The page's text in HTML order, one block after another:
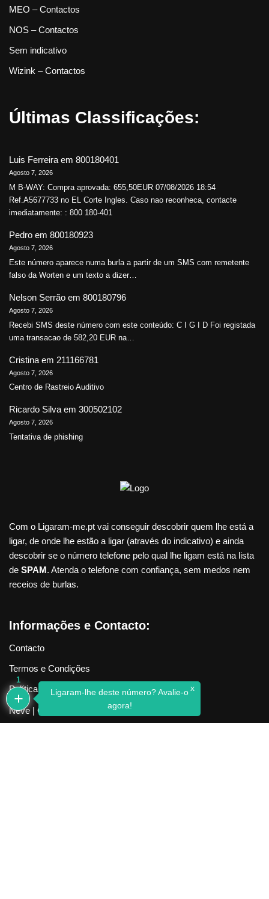
MEO – Contactos
NOS – Contactos
Sem indicativo
Wizink – Contactos
Últimas Classificações:
Luis Ferreiraem 800180401
Agosto 7, 2026
M B-WAY: Compra aprovada: 655,50EUR 07/08/2026 18:54
Ref.A5677733 no EL Corte Ingles. Caso nao reconheca, contacte
imediatamente: : 800 180-401
Pedro em 800180923
Agosto 7, 2026
Este número aparece numa burla a partir de um SMS com remetente
falso da Worten e um texto a dizer…
Nelson Serrão em 800180796
Agosto 7, 2026
Recebi SMS deste número com este conteúdo: C I G I D Foi registada
uma transacao de 582,20 EUR na…
Cristina em 211166781
Agosto 7, 2026
Centro de Rastreio Auditivo
Ricardo Silva em 300502102
Agosto 7, 2026
Tentativa de phishing
Com o Ligaram-me.pt vai conseguir descobrir quem lhe está a
ligar, de onde lhe estão a ligar (através do indicativo) e ainda
descobrir se o número telefone pelo qual lhe ligam está na lista
de SPAM. Atenda o telefone com confiança, sem medos nem
receios de burlas.
Informações e Contacto:
Contacto
Termos e Condições
Política de Privacidade
Neve| Criado com WordPress
1
Ligaram-lhe deste número? Avalie-o
agora!
x